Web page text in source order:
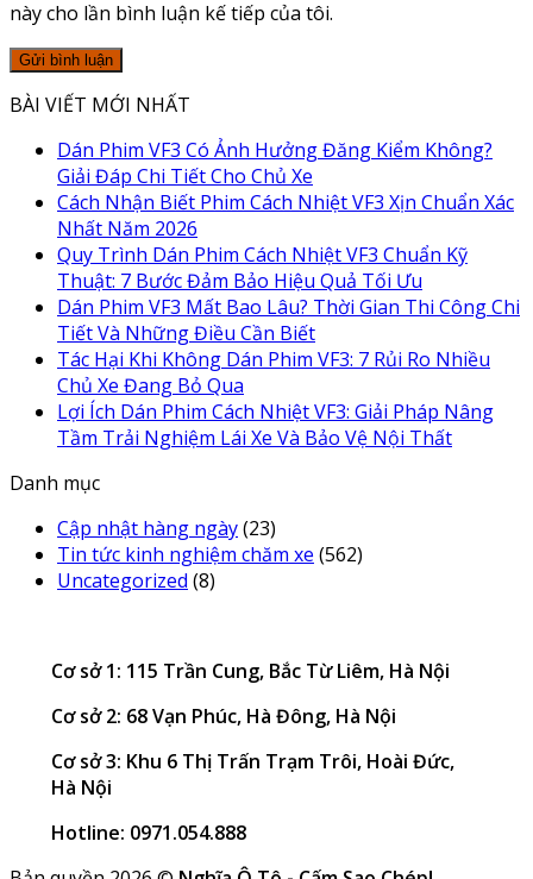
này cho lần bình luận kế tiếp của tôi.
BÀI VIẾT MỚI NHẤT
Dán Phim VF3 Có Ảnh Hưởng Đăng Kiểm Không?
Giải Đáp Chi Tiết Cho Chủ Xe
Cách Nhận Biết Phim Cách Nhiệt VF3 Xịn Chuẩn Xác
Nhất Năm 2026
Quy Trình Dán Phim Cách Nhiệt VF3 Chuẩn Kỹ
Thuật: 7 Bước Đảm Bảo Hiệu Quả Tối Ưu
Dán Phim VF3 Mất Bao Lâu? Thời Gian Thi Công Chi
Tiết Và Những Điều Cần Biết
Tác Hại Khi Không Dán Phim VF3: 7 Rủi Ro Nhiều
Chủ Xe Đang Bỏ Qua
Lợi Ích Dán Phim Cách Nhiệt VF3: Giải Pháp Nâng
Tầm Trải Nghiệm Lái Xe Và Bảo Vệ Nội Thất
Danh mục
Cập nhật hàng ngày(23)
Tin tức kinh nghiệm chăm xe (562)
Uncategorized (8)
Cơ sở 1: 115 Trần Cung, Bắc Từ Liêm, Hà Nội
Cơ sở 2: 68 Vạn Phúc, Hà Đông, Hà Nội
Cơ sở 3: Khu 6 Thị Trấn Trạm Trôi, Hoài Đức,
Hà Nội
Hotline: 0971.054.888